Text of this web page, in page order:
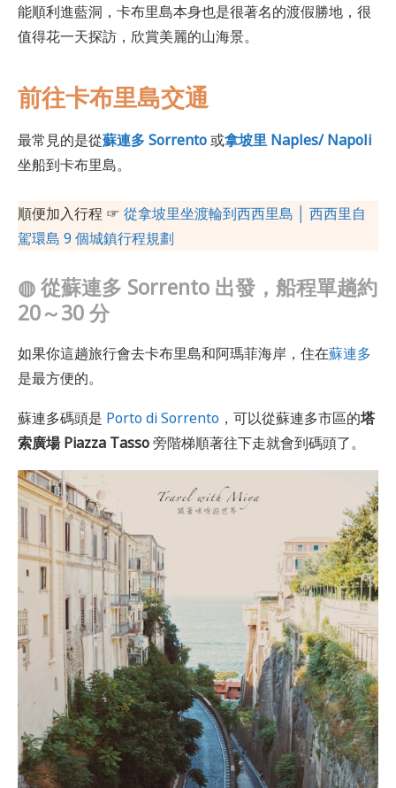
能順利進藍洞，卡布里島本身也是很著名的渡假勝地，很
值得花一天探訪，欣賞美麗的山海景。
前往卡布里島交通
最常見的是從蘇連多 Sorrento或拿坡里 Naples/ Napoli
坐船到卡布里島。
順便加入行程 ☞ 從拿坡里坐渡輪到西西里島 │ 西西里自
駕環島 9 個城鎮行程規劃
◍從蘇連多 Sorrento 出發，船程單趟約
20～30 分
如果你這趟旅行會去卡布里島和阿瑪菲海岸，住在蘇連多
是最方便的。
蘇連多碼頭是 Porto di Sorrento ，可以從蘇連多市區的塔
索廣場 Piazza Tasso旁階梯順著往下走就會到碼頭了。